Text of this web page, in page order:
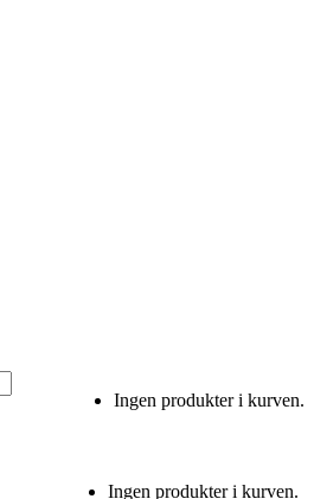
Ingen produkter i kurven.
Ingen produkter i kurven.